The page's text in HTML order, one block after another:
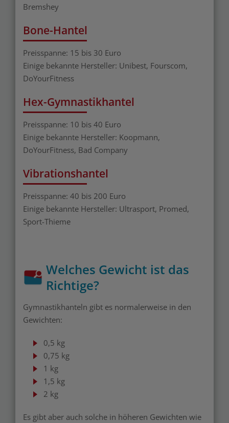
Bremshey
Bone-Hantel
Preisspanne: 15 bis 30 Euro
Einige bekannte Hersteller: Unibest, Fourscom,
DoYourFitness
Hex-Gymnastikhantel
Preisspanne: 10 bis 40 Euro
Einige bekannte Hersteller: Koopmann,
DoYourFitness, Bad Company
Vibrationshantel
Preisspanne: 40 bis 200 Euro
Einige bekannte Hersteller: Ultrasport, Promed,
Sport-Thieme
Welches Gewicht ist das
Richtige?
Gymnastikhanteln gibt es normalerweise in den
Gewichten:
0,5 kg
0,75 kg
1 kg
1,5 kg
2 kg
Es gibt aber auch solche in höheren Gewichten wie